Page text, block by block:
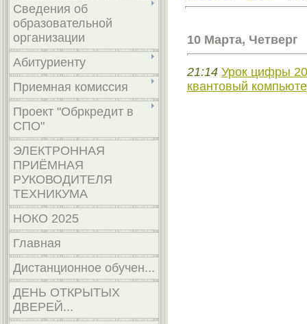
Сведения об
образовательной
организации
Абитуриенту
Приемная комиссия
Проект "Обркредит в
СПО"
ЭЛЕКТРОННАЯ
ПРИЁМНАЯ
РУКОВОДИТЕЛЯ
ТЕХНИКУМА
НОКО 2025
Главная
Дистанционное обучен...
ДЕНЬ ОТКРЫТЫХ
ДВЕРЕЙ...
10 Марта, Четверг
21:14 Урок цифры
квантовый